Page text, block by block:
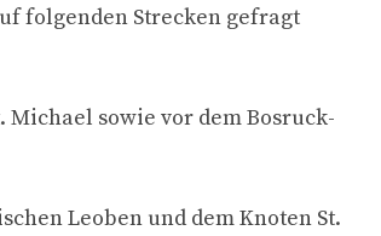
folgenden Strecken gefragt
Michael sowie vor dem Bosruck-
Leoben und dem Knoten St.